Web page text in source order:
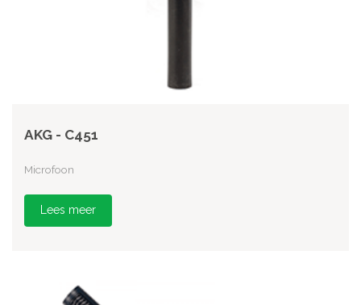
AKG - C451
Microfoon
Lees meer